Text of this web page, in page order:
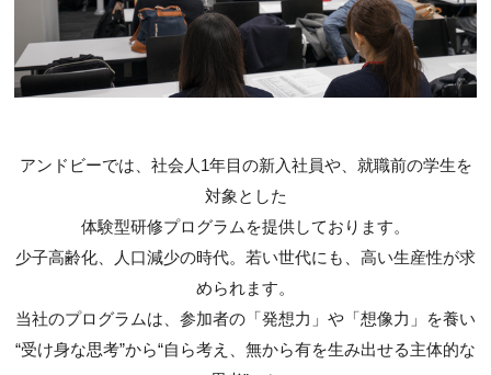
アンドビーでは、社会人1年目の新入社員や、就職前の学生を
対象とした
体験型研修プログラムを提供しております。
少子高齢化、人口減少の時代。 若い世代にも、高い生産性が求
められます。
当社のプログラムは、参加者の「発想力」や「想像力」を養い
“受け身な思考”から“自ら考え、無から有を生み出せる主体的な